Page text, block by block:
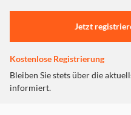
Einstellungen anpassen
Jetzt
Kostenlose Registrierung
Bleiben Sie stets über die
informiert.